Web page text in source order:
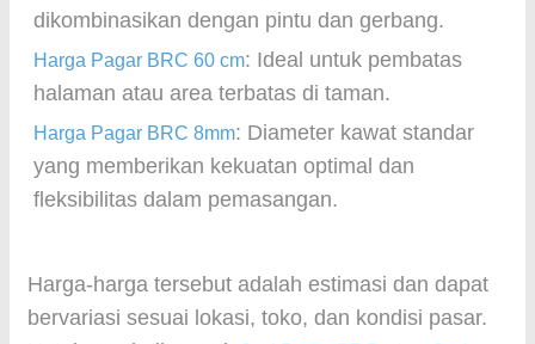
dikombinasikan dengan pintu dan gerbang.
Harga Pagar BRC 60 cm: Ideal untuk pembatas
halaman atau area terbatas di taman.
Harga Pagar BRC 8mm: Diameter kawat standar
yang memberikan kekuatan optimal dan
fleksibilitas dalam pemasangan.
Harga-harga tersebut adalah estimasi dan dapat
bervariasi sesuai lokasi, toko, dan kondisi pasar.